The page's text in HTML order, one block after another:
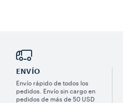
ENVÍO
Envío rápido de todos los
pedidos. Envío sin cargo en
pedidos de más de 50 USD